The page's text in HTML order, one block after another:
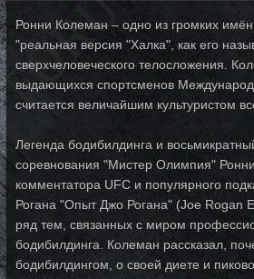
Ронни Колеман – одно из громких
"реальная версия "Халка", как его
сверхчеловеческого телосложения.
выдающихся спортсменов
считается величайшим культуристом
Легенда бодибилдинга и
соревнования "Мистер Олимпия"
комментатора UFC и популярного
Рогана "Опыт Джо Рогана" (Joe Rogan
ряд тем, связанных с миром
бодибилдинга. Колеман рассказал,
бодибилдингом, о своей диете и